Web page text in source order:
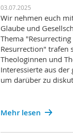
03.07.2025
Wir nehmen euch
Glaube und
Thema
Resurrection" trafen
Theologinnen und
Interessierte aus der
um darüber zu
Mehr lesen